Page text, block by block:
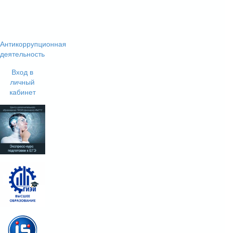
Антикоррупционная
деятельность
Вход в
личный
кабинет